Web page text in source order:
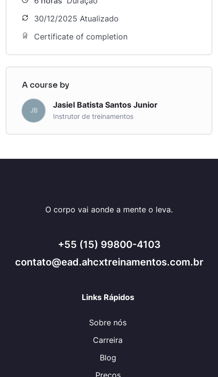
30/12/2025 Atualizado
Certificate of completion
A course by
JB
Jasiel Batista Santos Junior
Instrutor de treinamentos
O corpo vai aonde a mente o leva.
+55 (15) 99800-4103
contato@ead.ahcxtreinamentos.com.br
Links Rápidos
Sobre nós
Carreira
Blog
Preços